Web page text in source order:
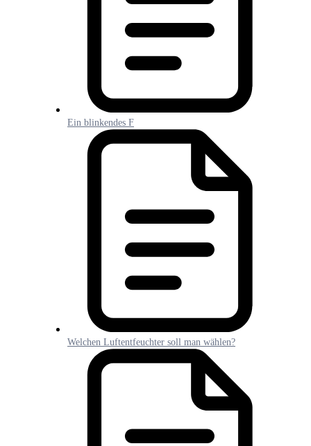
Ein blinkendes F
Welchen Luftentfeuchter soll man wählen?